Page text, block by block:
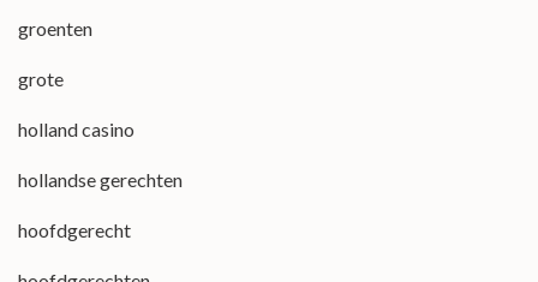
groenten
grote
holland casino
hollandse gerechten
hoofdgerecht